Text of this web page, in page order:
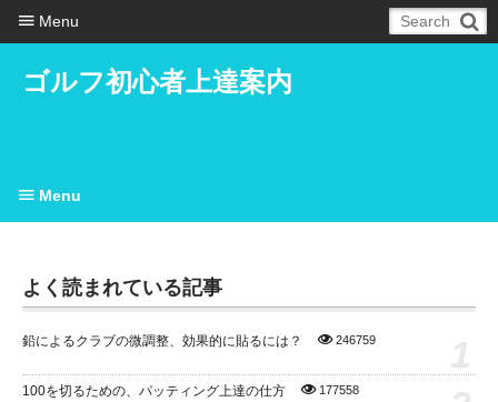
ゴルフ初心者上達案内
よく読まれている記事
鉛によるクラブの微調整、効果的に貼るには？ 246759
100を切るための、パッティング上達の仕方 177558
Menu
Menu